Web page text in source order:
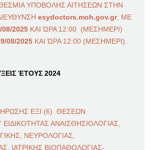
ΥΠΟΒΟΛΗΣ ΑΙΤΗΣΕΩΝ ΣΤΗΝ
esydoctors.moh.gov.gr, ΜΕ
08/2025 ΚΑΙ ΏΡΑ 12:00 (ΜΕΣΗΜΕΡΙ)
08/2025 ΚΑΙ ΏΡΑ 12:00 (ΜΕΣΗΜΕΡΙ).
ΈΤΟΥΣ 2024
ΕΞΙ (6) ΘΕΣΕΩΝ
ΑΝΑΙΣΘΗΣΙΟΛΟΓΙΑΣ,
ΝΕΥΡΟΛΟΓΙΑΣ,
ΙΑΤΡΙΚΗΣ ΒΙΟΠΑΘΟΛΟΓΙΑΣ-